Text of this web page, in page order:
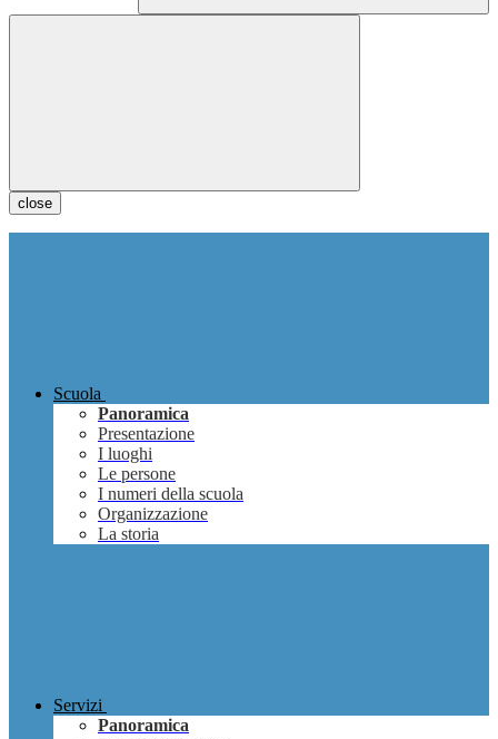
close
Scuola
Panoramica
Presentazione
I luoghi
Le persone
I numeri della scuola
Organizzazione
La storia
Servizi
Panoramica